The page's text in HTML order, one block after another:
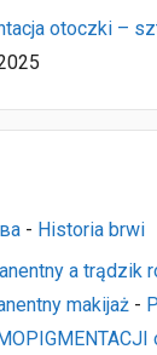
otoczki –
- Historia brwi
a trądzik
makijaż -